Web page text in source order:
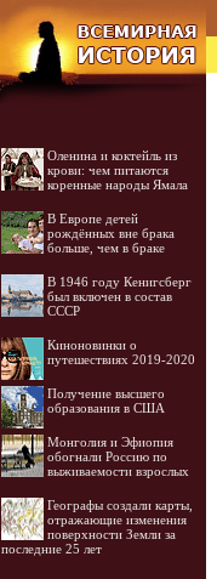
Оленина и коктейль из
крови: чем питаются
коренные народы Ямала
В Европе детей
рождённых вне брака
больше, чем в браке
В 1946 году Кенигсберг
был включен в состав
СССР
Киноновинки о
путешествиях 2019-2020
Получение высшего
образования в США
Монголия и Эфиопия
обогнали Россию по
выживаемости взрослых
Географы создали карты,
отражающие изменения
поверхности Земли за
последние 25 лет